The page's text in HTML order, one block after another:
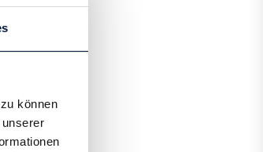
können
Malaga